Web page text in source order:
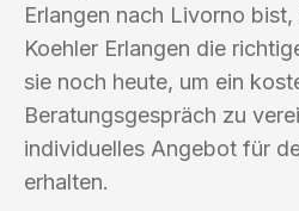
Erlangen nach Livorno
Koehler Erlangen die
sie noch heute, um ein
Beratungsgespräch zu
individuelles Angebot für
erhalten.